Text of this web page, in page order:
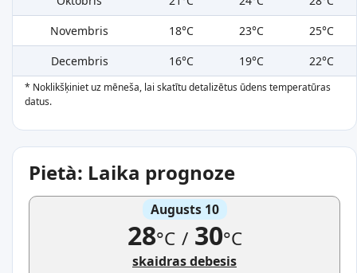
Novembris
18°C 23°C
25°C
Decembris
16°C 19°C 22°C
* Noklikšķiniet uz mēneša, lai skatītu detalizētus ūdens temperatūras
datus.
Pietà: Laika prognoze
Augusts 10
28°C /30°C
skaidras debesis